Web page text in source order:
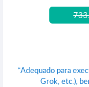
*Adequado para
Grok, etc.),